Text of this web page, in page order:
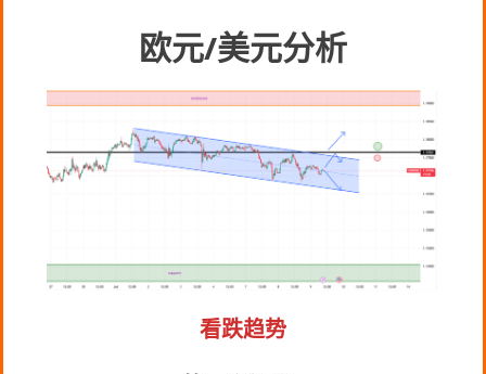
欧元/美元分析
看跌趋势